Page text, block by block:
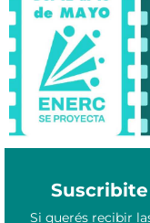
Si querés recibir